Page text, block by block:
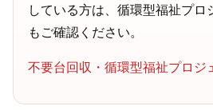
している方は、循環型福祉プロ
もご確認ください。
不要台回収・循環型福祉プロジ